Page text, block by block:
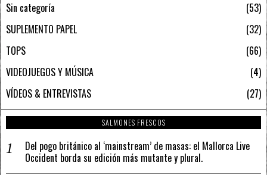
Sin categoría
53
SUPLEMENTO PAPEL
32
TOPS
66
VIDEOJUEGOS Y MÚSICA
4
VÍDEOS & ENTREVISTAS
27
SALMONES FRESCOS
Del pogo británico al ‘mainstream’ de masas: el Mallorca Live
Occident borda su edición más mutante y plural.